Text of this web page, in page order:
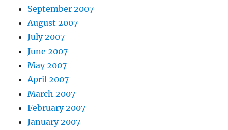
September 2007
August 2007
July 2007
June 2007
May 2007
April 2007
March 2007
February 2007
January 2007